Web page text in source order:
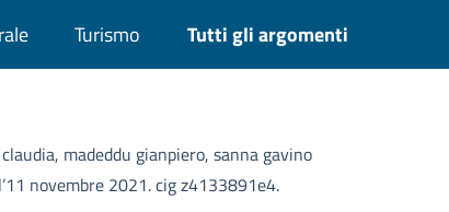
Turismo Tutti gli argomenti
madeddu gianpiero, sanna gavino
novembre 2021. cig z4133891e4.